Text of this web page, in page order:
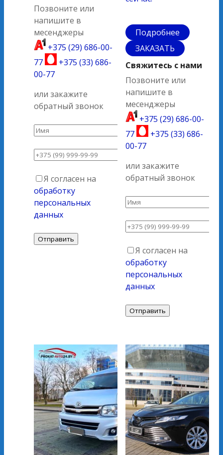
Позвоните или
напишите в
месенджеры
+375 (29) 686-00-
77
+375 (33) 686-
00-77
или закажите
обратный звонок
Я согласен на
обработку
персональных
данных
Подробнее
ЗАКАЗАТЬ
Свяжитесь с нами
Позвоните или
напишите в
месенджеры
+375 (29) 686-00-
77
+375 (33) 686-
00-77
или закажите
обратный звонок
Я согласен на
обработку
персональных
данных